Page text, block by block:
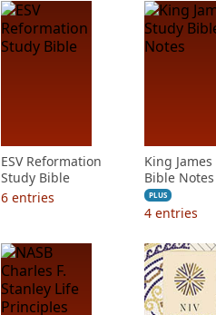
ESV Reformation
Study Bible
6 entries
King
Bible Notes
PLUS
4 entries